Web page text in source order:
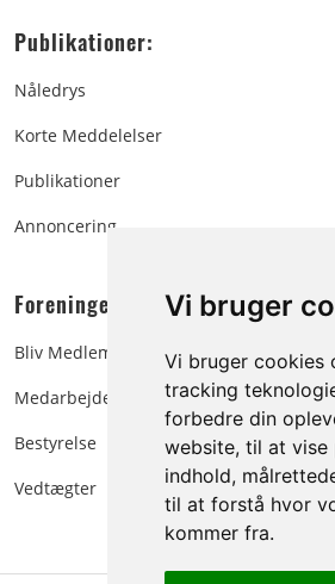
Vi bruger
Vi bruger cookies
tracking
forbedre din
website, til at vise
indhold,
til at forstå hvor
kommer fra.
Publikationer:
Nåledrys
Korte Meddelelser
Publikationer
Annoncering
Foreningen:
Bliv Medlem
Medarbejdere
Bestyrelse
Vedtægter